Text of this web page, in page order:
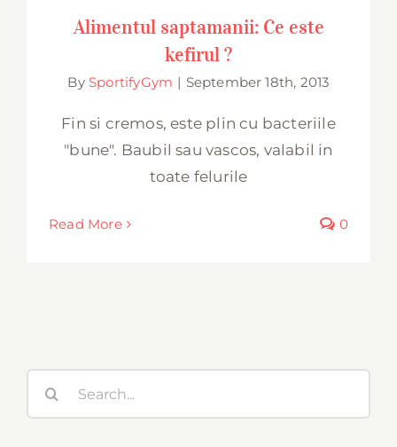
Alimentul saptamanii: Ce este
kefirul ?
By SportifyGym | September 18th, 2013
Fin si cremos, este plin cu bacteriile
"bune". Baubil sau vascos, valabil in
toate felurile
Read More 0